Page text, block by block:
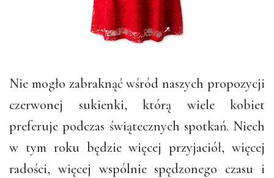
Nie mogło zabraknąć wśród naszych propozycji
czerwonej sukienki, którą wiele kobiet
preferuje podczas świątecznych spotkań. Niech
w tym roku będzie więcej przyjaciół, więcej
radości, więcej wspólnie spędzonego czasu i